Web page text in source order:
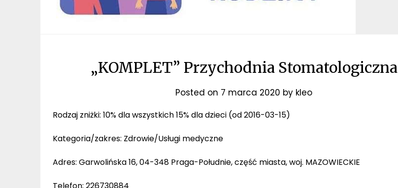
„KOMPLET” Przychodnia Stomatologiczna
Posted on 7 marca 2020 by kleo
Rodzaj zniżki: 10% dla wszystkich 15% dla dzieci (od 2016-03-15)
Kategoria/zakres: Zdrowie/Usługi medyczne
Adres: Garwolińska 16, 04-348 Praga-Południe, część miasta, woj. MAZOWIECKIE